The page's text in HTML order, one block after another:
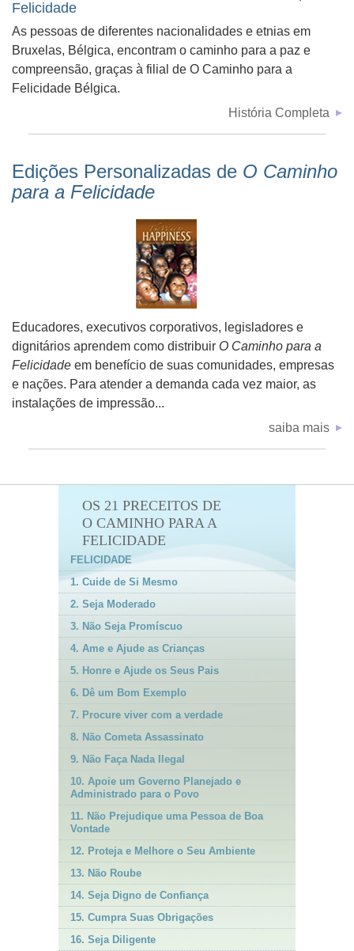
Felicidade
As pessoas de diferentes nacionalidades e etnias em
Bruxelas, Bélgica, encontram o caminho para a paz e
compreensão, graças à filial de O Caminho para a
Felicidade Bélgica.
História Completa
Edições Personalizadas de O Caminho
para a Felicidade
Educadores, executivos corporativos, legisladores e
dignitários aprendem como distribuir O Caminho para a
Felicidade em benefício de suas comunidades, empresas
e nações. Para atender a demanda cada vez maior, as
instalações de impressão...
saiba mais
OS 21 PRECEITOS DE
O CAMINHO PARA A
FELICIDADE
FELICIDADE
1. Cuide de Si Mesmo
2. Seja Moderado
3. Não Seja Promíscuo
4. Ame e Ajude as Crianças
5. Honre e Ajude os Seus Pais
6. Dê um Bom Exemplo
7. Procure viver com a verdade
8. Não Cometa Assassinato
9. Não Faça Nada Ilegal
10. Apoie um Governo Planejado e
Administrado para o Povo
11. Não Prejudique uma Pessoa de Boa
Vontade
12. Proteja e Melhore o Seu Ambiente
13. Não Roube
14. Seja Digno de Confiança
15. Cumpra Suas Obrigações
16. Seja Diligente